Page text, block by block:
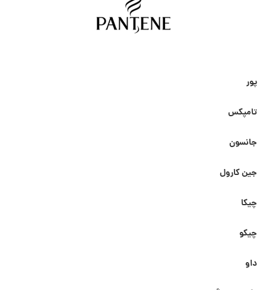
پور
تامپکس
جانسون
جین کارول
چیکا
چیکو
داو